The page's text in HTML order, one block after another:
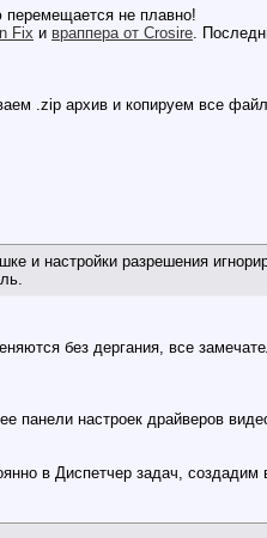
не плавно!
Fix и враппера от Crosire.
.zip архив и копируем все
и настройки разрешения
без дергания, все
панели настроек драйверов
в Диспетчер задач,